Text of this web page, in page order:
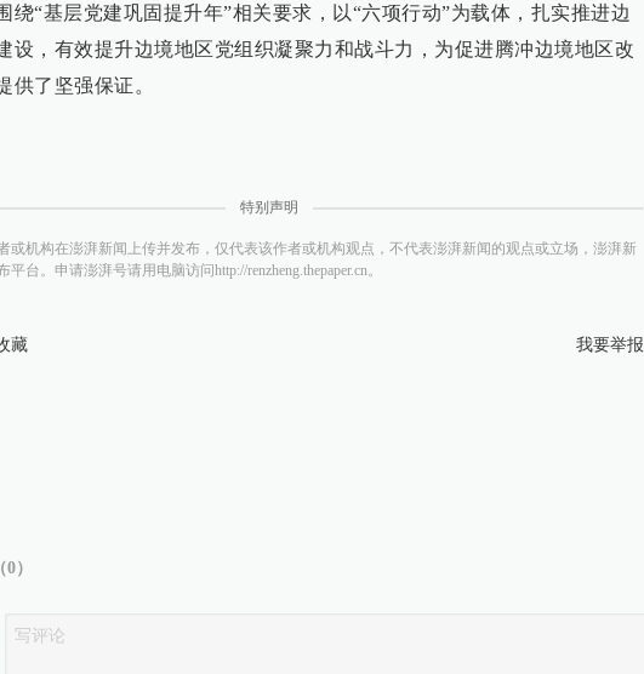
绕“基层党建巩固提升年”相关要求，以“六项行动”为载体，扎实推进边
设，有效提升边境地区党组织凝聚力和战斗力，为促进腾冲边境地区改
供了坚强保证。
特别声明
或机构在澎湃新闻上传并发布，仅代表该作者或机构观点，不代表澎湃新闻的观点或立场，澎湃新
台。申请澎湃号请用电脑访问http://renzheng.thepaper.cn。
藏 我要举报
（0）